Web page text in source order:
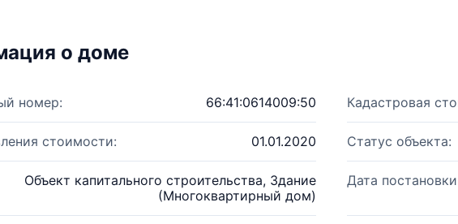
о доме
номер: 66:41:0614009:50 Кадастровая
стоимости: 01.01.2020 Статус объекта:
Объект капитального строительства, Здание
(Многоквартирный дом)
Дата